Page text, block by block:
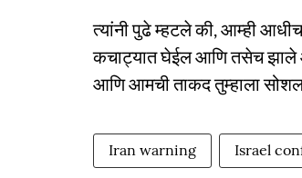
त्यांनी पुढे म्हटले की, आम्ही
कचाट्यात घेईल आणि तसेच झाले
आणि आमची ताकद तुम्हाला सोशल
Iran warning Israel